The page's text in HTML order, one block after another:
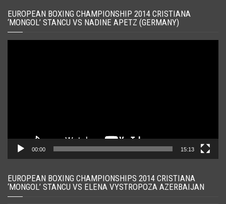
EUROPEAN BOXING CHAMPIONSHIP 2014 CRISTIANA
‘MONGOL’ STANCU VS NADINE APETZ (GERMANY)
00:00 15:13
EUROPEAN BOXING CHAMPIONSHIPS 2014 CRISTIANA
‘MONGOL’ STANCU VS ELENA VYSTROPOZA AZERBAIJAN